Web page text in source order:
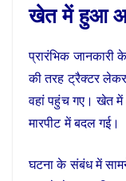
खेत में हुआ
प्रारंभिक जानकारी
की तरह ट्रैक्टर
वहां पहुंच गए। खेत में
मारपीट में बदल गई।
घटना के संबंध में